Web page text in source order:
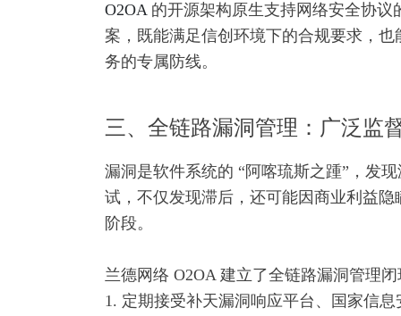
O2OA的开源架构原生支持网络安全协议
案，既能满足信创环境下的合规要求，
务的专属防线。
三、全链路漏洞管理：广泛监
漏洞是软件系统的 “阿喀琉斯之踵”，发
试，不仅发现滞后，还可能因商业利益
阶段。
兰德网络 O2OA 建立了全链路漏洞管理
1. 定期接受补天漏洞响应平台、国家信